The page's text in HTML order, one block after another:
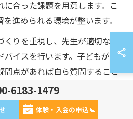
合った課題を用意します。こ
進められる環境が整います。
りを重視し、先生が適切なタ
バイスを行います。子どもが自
問点があれば自ら質問すること
養われます。また、定期的な振
できたことや課題を共有するこ
6183-1479
体験・入会の申込